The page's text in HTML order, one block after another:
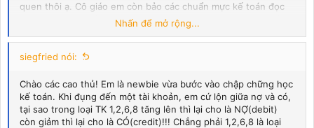
quen thôi ạ. Cô giáo em còn bảo các chuẩn mực kế toán đọc
thường không hiểu ngay được đâu phải đọc đi đọc lại, lúc đầu
không hiểu thì hôm sau lại đọc tiếp.hic.
Mà hình như quy ước nợ có này là quy ước quốc tế?
Nhấn để mở rộng...
siegfried nói:
Chào các cao thủ! Em là newbie vừa bước vào chập chững học
kế toán. Khi đụng đến một tài khoản, em cứ lộn giữa nợ và có,
tại sao trong loại TK 1,2,6,8 tăng lên thì lại cho là NỢ(debit)
còn giảm thì lại cho là CÓ(credit)!!! Chẳng phải 1,2,6,8 là loại